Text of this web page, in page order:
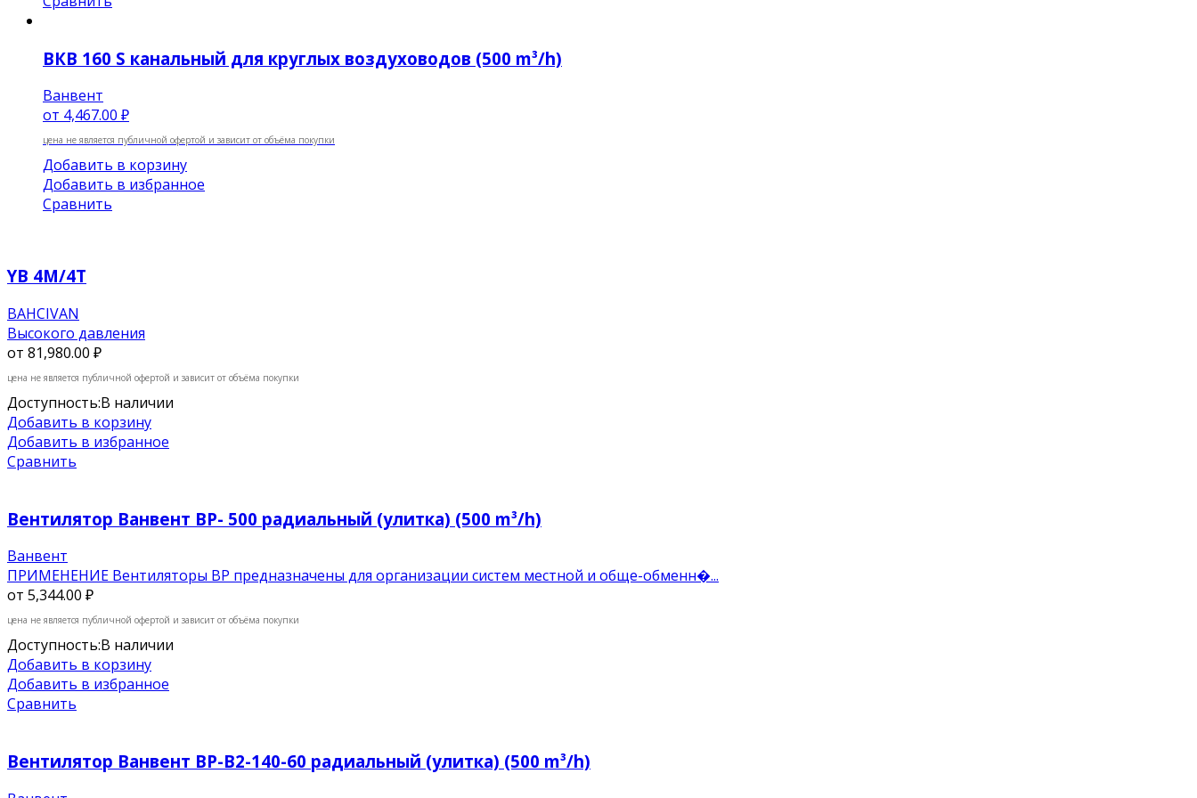
ВКВ 160 S канальный для круглых воздуховодов (500 m³/h)
Ванвент
от 4,467.00 ₽
цена не является публичной офертой и зависит от объёма покупки
Добавить в корзину
Добавить в избранное
Сравнить
YB 4М/4Т
BAHCIVAN
Высокого давления
от 81,980.00 ₽
цена не является публичной офертой и зависит от объёма покупки
Доступность:В наличии
Добавить в корзину
Добавить в избранное
Сравнить
Вентилятор Ванвент BP- 500 радиальный (улитка) (500 m³/h)
Ванвент
ПРИМЕНЕНИЕ Вентиляторы ВР предназначены для организации систем местной и обще-обменн�...
от 5,344.00 ₽
цена не является публичной офертой и зависит от объёма покупки
Доступность:В наличии
Добавить в корзину
Добавить в избранное
Сравнить
Вентилятор Ванвент ВР-В2-140-60 радиальный (улитка) (500 m³/h)